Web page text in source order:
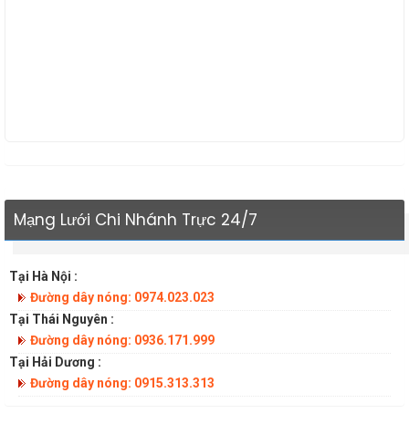
Mạng Lưới Chi Nhánh Trực 24/7
Tại Hà Nội :
Đường dây nóng: 0974.023.023
Tại Thái Nguyên :
Đường dây nóng: 0936.171.999
Tại Hải Dương :
Đường dây nóng: 0915.313.313